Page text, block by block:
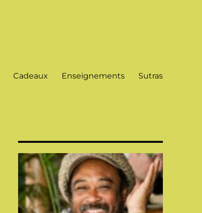
Cadeaux Enseignements Sutras